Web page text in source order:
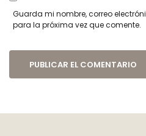
Guarda mi nombre, correo
para la próxima vez que comente.